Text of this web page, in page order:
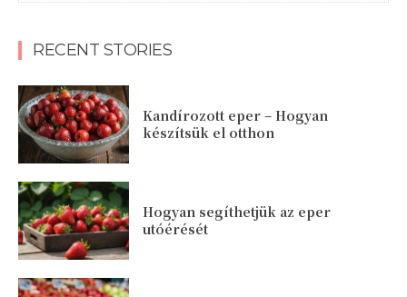
RECENT STORIES
Kandírozott eper – Hogyan
készítsük el otthon
Hogyan segíthetjük az eper
utóérését